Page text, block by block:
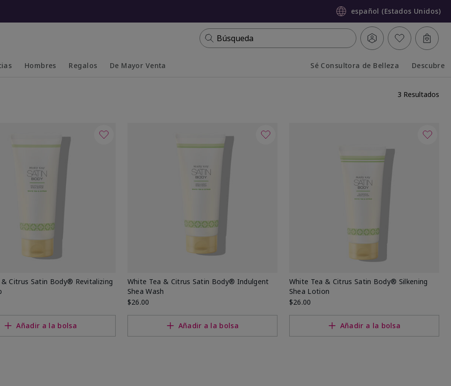
español (Estados Unidos)
Búsqueda
Hombres Regalos De Mayor Venta Sé Consultora de Belleza Descubre
3 Resultados
Citrus Satin Body® Revitalizing
Añadir a la bolsa
White Tea & Citrus Satin Body® Indulgent
Shea Wash
$26.00
Añadir a la bolsa
White Tea & Citrus Satin Body® Silkening
Shea Lotion
$26.00
Añadir a la bolsa